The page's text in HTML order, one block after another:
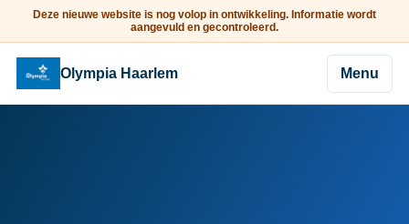
Deze nieuwe website is nog volop in ontwikkeling. Informatie wordt
aangevuld en gecontroleerd.
Olympia Haarlem Menu